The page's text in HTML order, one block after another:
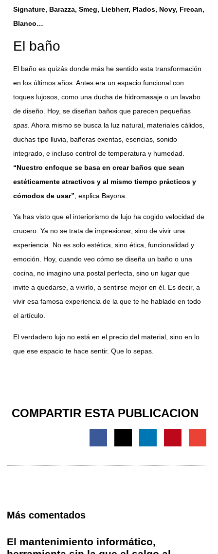
Signature, Barazza, Smeg, Liebherr, Plados, Novy, Frecan,
Blanco…
El baño
El baño es quizás donde más he sentido esta transformación
en los últimos años. Antes era un espacio funcional con
toques lujosos, como una ducha de hidromasaje o un lavabo
de diseño. Hoy, se diseñan baños que parecen pequeñas
spas . Ahora mismo se busca la luz natural, materiales cálidos,
duchas tipo lluvia, bañeras exentas, esencias, sonido
integrado, e incluso control de temperatura y humedad.
“Nuestro enfoque se basa en crear baños que sean
estéticamente atractivos y al mismo tiempo prácticos y
cómodos de usar” , explica Bayona.
Ya has visto que el interiorismo de lujo ha cogido velocidad de
crucero. Ya no se trata de impresionar, sino de vivir una
experiencia. No es solo estética, sino ética, funcionalidad y
emoción. Hoy, cuando veo cómo se diseña un baño o una
cocina, no imagino una postal perfecta, sino un lugar que
invite a quedarse, a vivirlo, a sentirse mejor en él. Es decir, a
vivir esa famosa experiencia de la que te he hablado en todo
el artículo.
El verdadero lujo no está en el precio del material, sino en lo
que ese espacio te hace sentir. Que lo sepas.
COMPARTIR ESTA PUBLICACION
Más comentados
El mantenimiento informático,